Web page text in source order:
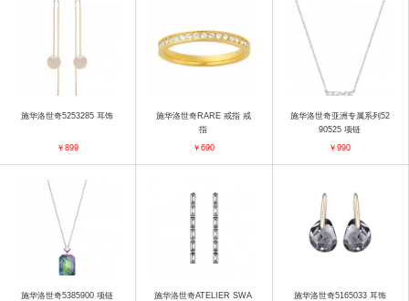
施华洛世奇5253285 耳饰
￥899
施华洛世奇RARE 戒指 戒
指
￥690
施华洛世奇亚洲专属系列52
90525 项链
￥990
施华洛世奇5385900 项链 施华洛世奇ATELIER SWA 施华洛世奇5165033 耳饰